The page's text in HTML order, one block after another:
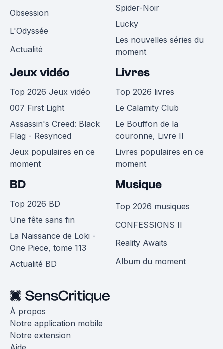
Obsession
L'Odyssée
Actualité
Spider-Noir
Lucky
Les nouvelles séries du
moment
Jeux vidéo
Top 2026 Jeux vidéo
007 First Light
Assassin's Creed: Black
Flag - Resynced
Jeux populaires en ce
moment
Livres
Top 2026 livres
Le Calamity Club
Le Bouffon de la
couronne, Livre II
Livres populaires en ce
moment
BD
Top 2026 BD
Une fête sans fin
La Naissance de Loki -
One Piece, tome 113
Actualité BD
Musique
Top 2026 musiques
CONFESSIONS II
Reality Awaits
Album du moment
À propos
Notre application mobile
Notre extension
Aide